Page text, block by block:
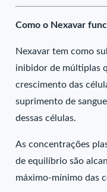
Como o Nexavar
Nexavar tem como
inibidor de múltiplas
crescimento das
suprimento de
dessas células.
As concentrações
de equilíbrio são
máximo-mínimo das